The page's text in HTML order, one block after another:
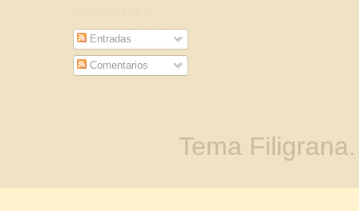
Entradas
Comentarios
Tema